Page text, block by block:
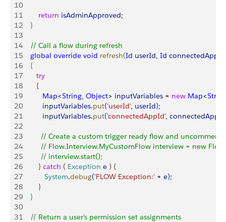
10
11
        return
isAdminApproved;
12
}
13
14
    // Call a flow during refresh
15
    global
override void refresh(Id userId, Id connectedAppId
16
{
17
       try
18
{
19
          Map
<String, Object> inputVariables = new Map<
20
          inputVariables
.put('userId', userId);
21
          inputVariables
.put('connectedAppId', connectedAppId
22
23
// Create a custom trigger ready flow and
24
// Flow.Interview.MyCustomFlow interview = new
25
         // interview.start();
26
} catch ( Exception e ) {
27
           System
.debug('FLOW Exception:' + e);
28
}
29
}
30
31
    // Return a user’s permission set assignments